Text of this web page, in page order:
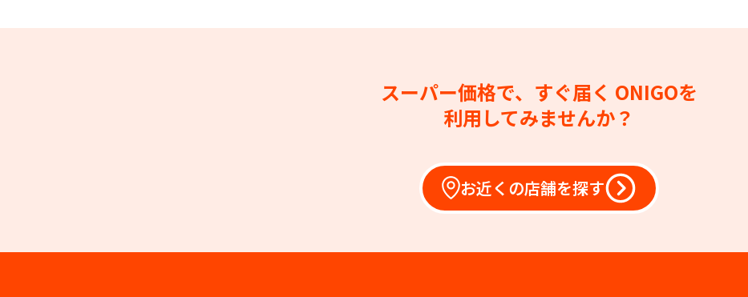
スーパー価格で、すぐ届く ONIGOを
利用してみませんか？
お近くの店舗を探す